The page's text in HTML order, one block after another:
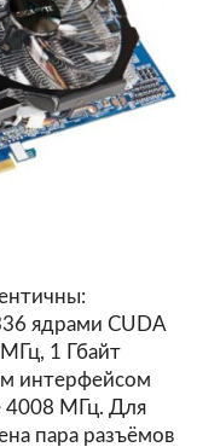
ядрами CUDA
1 Гбайт
интерфейсом
4008 МГц. Для
пара разъёмов